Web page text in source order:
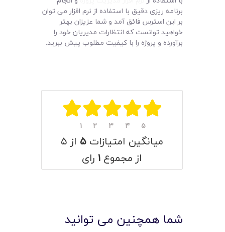
برنامه ریزی دقیق با استفاده از نرم افزار می توان
بر این استرس فائق آمد و شما عزیزان بهتر
خواهید توانست که انتظارات مدیریان خود را
برآورده و پروژه را با کیفیت مطلوب پیش ببرید.
۱ ۲ ۳ ۴ ۵
میانگین امتیازات ۵ از ۵
از مجموع ۱ رای
شما همچنین می توانید